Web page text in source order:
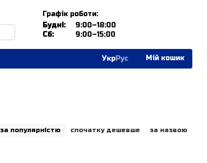
Графік роботи:
Будні:
9:00–18:00
Сб:
9:00–15:00
УкрРус Мій кошик
за популярністю спочатку дешевше за назвою